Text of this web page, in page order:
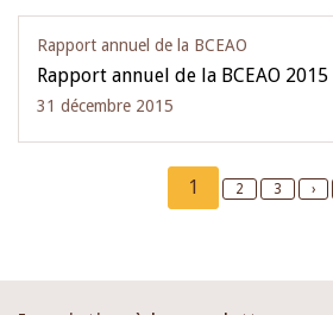
Rapport annuel de la BCEAO
Rapport annuel de la BCEAO 2015
31 décembre 2015
Current
page
1 Page
2 Page
3
Next
›